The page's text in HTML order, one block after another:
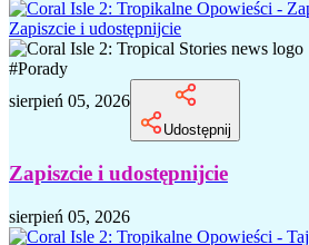
Zapiszcie i udostępnijcie
#Porady
sierpień 05, 2026
Udostępnij
Zapiszcie i udostępnijcie
sierpień 05, 2026